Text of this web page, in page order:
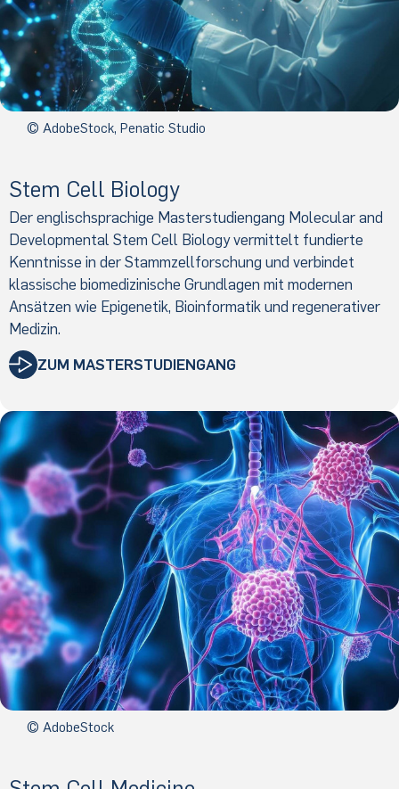
© AdobeStock, Penatic Studio
Stem Cell Biology
Der englischsprachige Masterstudiengang Molecular and
Developmental Stem Cell Biology vermittelt fundierte
Kenntnisse in der Stammzellforschung und verbindet
klassische biomedizinische Grundlagen mit modernen
Ansätzen wie Epigenetik, Bioinformatik und regenerativer
Medizin.
ZUM MASTERSTUDIENGANG
© AdobeStock